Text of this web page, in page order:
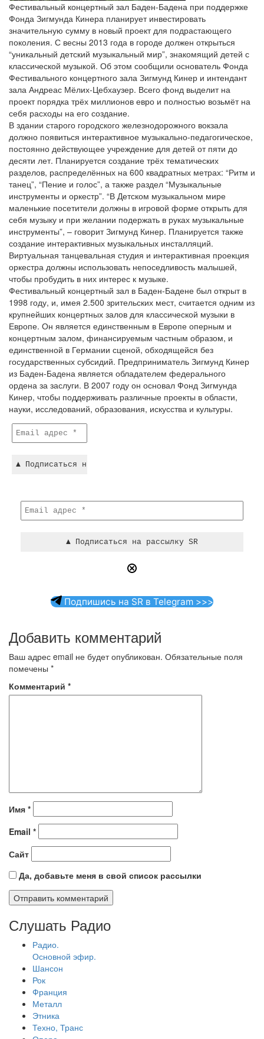
Фестивальный концертный зал Баден-Бадена при поддержке
Фонда Зигмунда Кинера планирует инвестировать
значительную сумму в новый проект для подрастающего
поколения. С весны 2013 года в городе должен открыться
“уникальный детский музыкальный мир”, знакомящий детей с
классической музыкой. Об этом сообщили основатель Фонда
Фестивального концертного зала Зигмунд Кинер и интендант
зала Андреас Мёлих-Цебхаузер. Всего фонд выделит на
проект порядка трёх миллионов евро и полностью возьмёт на
себя расходы на его создание.
В здании старого городского железнодорожного вокзала
должно появиться интерактивное музыкально-педагогическое,
постоянно действующее учреждение для детей от пяти до
десяти лет. Планируется создание трёх тематических
разделов, распределённых на 600 квадратных метрах: “Ритм и
танец”, “Пение и голос”, а также раздел “Музыкальные
инструменты и оркестр”. “В Детском музыкальном мире
маленькие посетители должны в игровой форме открыть для
себя музыку и при желании подержать в руках музыкальные
инструменты”, – говорит Зигмунд Кинер. Планируется также
создание интерактивных музыкальных инсталляций.
Виртуальная танцевальная студия и интерактивная проекция
оркестра должны использовать непоседливость малышей,
чтобы пробудить в них интерес к музыке.
Фестивальный концертный зал в Баден-Бадене был открыт в
1998 году, и, имея 2.500 зрительских мест, считается одним из
крупнейших концертных залов для классической музыки в
Европе. Он является единственным в Европе оперным и
концертным залом, финансируемым частным образом, и
единственной в Германии сценой, обходящейся без
государственных субсидий. Предприниматель Зигмунд Кинер
из Баден-Бадена является обладателем федерального
ордена за заслуги. В 2007 году он основал Фонд Зигмунда
Кинер, чтобы поддерживать различные проекты в области,
науки, исследований, образования, искусства и культуры.
Подпишись на SR в Telegram >>>
Добавить комментарий
Ваш адрес email не будет опубликован. Обязательные поля
помечены *
Комментарий *
Имя *
Email *
Сайт
Да, добавьте меня в свой список рассылки
Слушать Радио
Радио.
Основной эфир.
Шансон
Рок
Франция
Металл
Этника
Техно, Транс